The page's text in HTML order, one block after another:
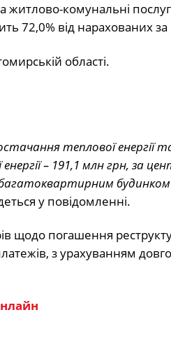
житлово-комунальні
72,0% від нарахованих
області.
теплової енергії
– 191,1 млн грн, за
будинком
у повідомленні.
щодо погашення
з урахуванням